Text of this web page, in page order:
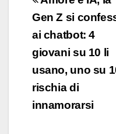
b
o
o
k
dI
n
A
p
articoli
Gen Z si
ai chatbot: 4
giovani su 10 li
usano, uno su
rischia di
innamorarsi